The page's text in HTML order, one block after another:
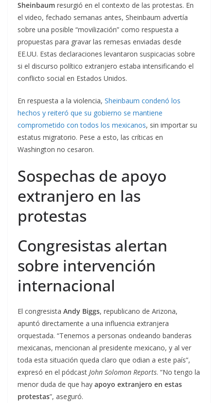
Sheinbaum resurgió en el contexto de las protestas. En
el video, fechado semanas antes, Sheinbaum advertía
sobre una posible “movilización” como respuesta a
propuestas para gravar las remesas enviadas desde
EE.UU. Estas declaraciones levantaron suspicacias sobre
si el discurso político extranjero estaba intensificando el
conflicto social en Estados Unidos.
En respuesta a la violencia, Sheinbaum condenó los
hechos y reiteró que su gobierno se mantiene
comprometido con todos los mexicanos, sin importar su
estatus migratorio. Pese a esto, las críticas en
Washington no cesaron.
Sospechas de apoyo
extranjero en las
protestas
Congresistas alertan
sobre intervención
internacional
El congresista Andy Biggs, republicano de Arizona,
apuntó directamente a una influencia extranjera
orquestada. “Tenemos a personas ondeando banderas
mexicanas, mencionan al presidente mexicano, y al ver
toda esta situación queda claro que odian a este país”,
expresó en el pódcast John Solomon Reports. “No tengo la
menor duda de que hay apoyo extranjero en estas
protestas”, aseguró.